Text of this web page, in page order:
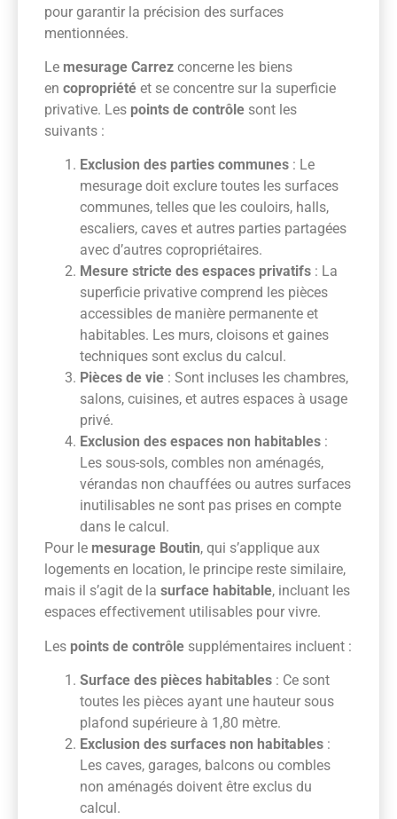
pour garantir la précision des surfaces
mentionnées.
Le mesurage Carrez concerne les biens
en copropriété et se concentre sur la superficie
privative. Les points de contrôle sont les
suivants :
Exclusion des parties communes : Le
mesurage doit exclure toutes les surfaces
communes, telles que les couloirs, halls,
escaliers, caves et autres parties partagées
avec d’autres copropriétaires.
Mesure stricte des espaces privatifs : La
superficie privative comprend les pièces
accessibles de manière permanente et
habitables. Les murs, cloisons et gaines
techniques sont exclus du calcul.
Pièces de vie : Sont incluses les chambres,
salons, cuisines, et autres espaces à usage
privé.
Exclusion des espaces non habitables :
Les sous-sols, combles non aménagés,
vérandas non chauffées ou autres surfaces
inutilisables ne sont pas prises en compte
dans le calcul.
Pour le mesurage Boutin, qui s’applique aux
logements en location, le principe reste similaire,
mais il s’agit de la surface habitable, incluant les
espaces effectivement utilisables pour vivre.
Les points de contrôle supplémentaires incluent :
Surface des pièces habitables : Ce sont
toutes les pièces ayant une hauteur sous
plafond supérieure à 1,80 mètre.
Exclusion des surfaces non habitables :
Les caves, garages, balcons ou combles
non aménagés doivent être exclus du
calcul.